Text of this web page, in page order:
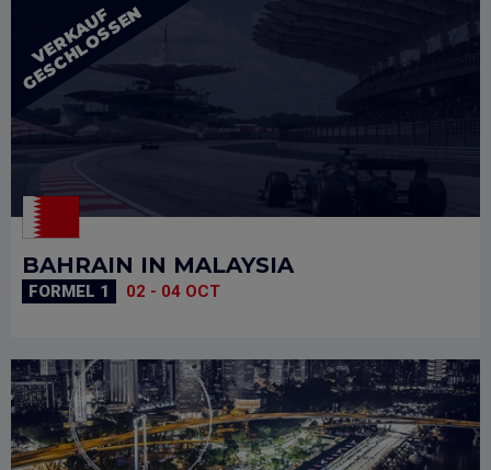
V
E
R
K
A
U
F
G
E
S
C
H
L
O
S
S
E
N
BAHRAIN IN MALAYSIA
FORMEL 1 02 - 04 OCT